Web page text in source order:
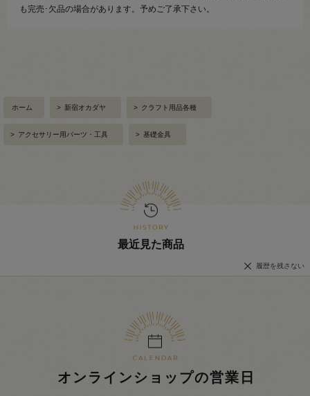
も完売･欠品の場合があります。予めご了承下さい。
ホーム > 新宿オカダヤ > クラフト用品各種
> アクセサリー用パーツ・工具 > 基礎金具
最近見た商品
履歴を残さない
オンラインショップの営業日